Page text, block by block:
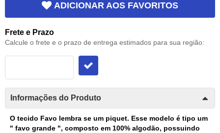
ADICIONAR AOS FAVORITOS
Frete e Prazo
Calcule o frete e o prazo de entrega estimados para sua região:
Informações do Produto
O tecido Favo lembra se um piquet. Esse modelo é tipo um
" favo grande ", composto em 100% algodão, possuindo